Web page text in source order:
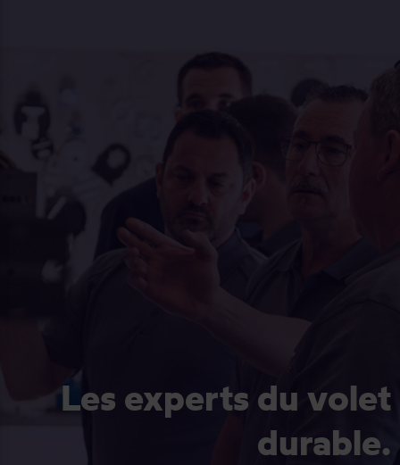
Les experts du volet
durable.